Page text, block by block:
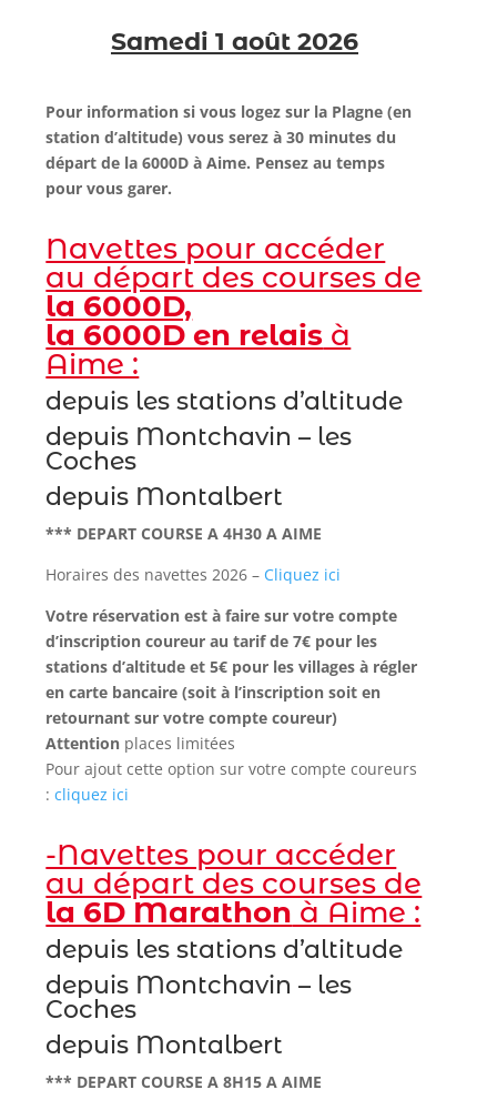
Samedi 1 août 2026
Pour information si vous logez sur la Plagne (en
station d’altitude) vous serez à 30 minutes du
départ de la 6000D à Aime. Pensez au temps
pour vous garer.
Navettes pour accéder
au départ des courses de
la 6000D,
la 6000D en relais à
Aime :
depuis les stations d’altitude
depuis Montchavin – les
Coches
depuis Montalbert
*** DEPART COURSE A 4H30 A AIME
Horaires des navettes 2026 – Cliquez ici
Votre réservation est à faire sur votre compte
d’inscription coureur au tarif de 7€ pour les
stations d’altitude et 5€ pour les villages à régler
en carte bancaire (soit à l’inscription soit en
retournant sur votre compte coureur)
Attention places limitées
Pour ajout cette option sur votre compte coureurs
:cliquez ici
-Navettes pour accéder
au départ des courses de
la 6D Marathon à Aime :
depuis les stations d’altitude
depuis Montchavin – les
Coches
depuis Montalbert
*** DEPART COURSE A 8H15 A AIME